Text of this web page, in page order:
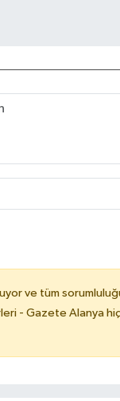
ve tüm
- Gazete Alanya